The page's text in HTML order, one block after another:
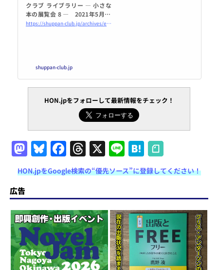
クラブ ライブラリー ― 小さな
本の展覧会 8 ― 2021年5月14
日（金）～2021年9月17日
https://shuppan-club.jp/archives/event/642
shuppan-club.jp
HON.jpをフォローして最新情報をチェック！
M
a
st
o
d
o
n
Bl
u
e
s
k
y
F
a
c
e
b
o
o
k
T
h
re
a
d
s
X Li
n
e
H
at
e
n
a
HON.jpをGoogle検索の“優先ソース”に登録してください！
広告